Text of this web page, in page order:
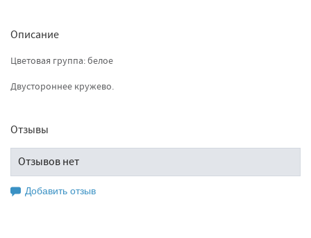
Описание
Цветовая группа: белое
Двустороннее кружево.
Отзывы
Отзывов нет
Добавить отзыв